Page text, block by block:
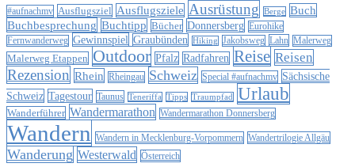
#aufnachmv Ausflugsziel Ausflugsziele Ausrüstung Berge Buch
Buchbesprechung Buchtipp Bücher Donnersberg Eurohike
Fernwanderweg Gewinnspiel Graubünden Hiking Jakobsweg Lahn Malerweg
Malerweg Etappen Outdoor Pfalz Radfahren Reise Reisen
Rezension Rhein Rheingau Schweiz Special #aufnachmv Sächsische
Schweiz Tagestour Taunus Teneriffa Tipps Traumpfad Urlaub
Wanderführer Wandermarathon Wandermarathon Donnersberg
Wandern Wandern in Mecklenburg-Vorpommern Wandertrilogie Allgäu
Wanderung Westerwald Österreich